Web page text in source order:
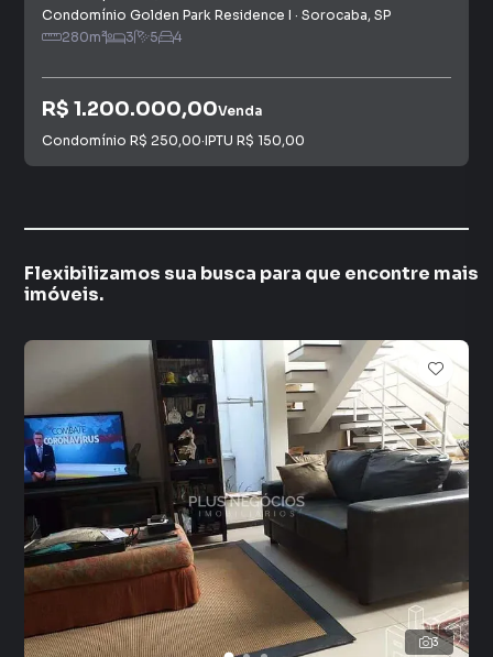
Condomínio Golden Park Residence I · Sorocaba, SP
280m² 3 5 4
R$ 1.200.000,00Venda
Condomínio R$ 250,00·IPTU R$ 150,00
Flexibilizamos sua busca para que encontre mais
imóveis.
3